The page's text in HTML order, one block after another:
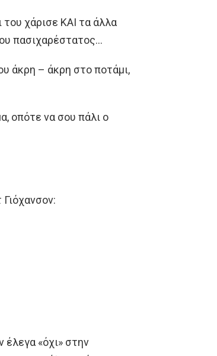
του χάρισε ΚΑΙ τα άλλα
πασιχαρέστατος…
άκρη – άκρη στο ποτάμι,
οπότε να σου πάλι ο
Γιόχανσον:
«όχι» στην